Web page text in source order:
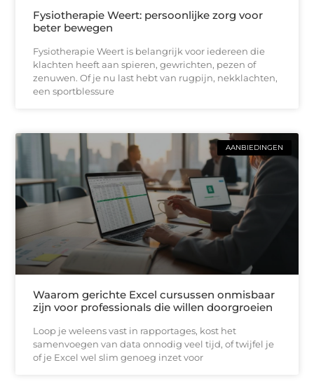
Fysiotherapie Weert: persoonlijke zorg voor
beter bewegen
Fysiotherapie Weert is belangrijk voor iedereen die
klachten heeft aan spieren, gewrichten, pezen of
zenuwen. Of je nu last hebt van rugpijn, nekklachten,
een sportblessure
AANBIEDINGEN
Waarom gerichte Excel cursussen onmisbaar
zijn voor professionals die willen doorgroeien
Loop je weleens vast in rapportages, kost het
samenvoegen van data onnodig veel tijd, of twijfel je
of je Excel wel slim genoeg inzet voor